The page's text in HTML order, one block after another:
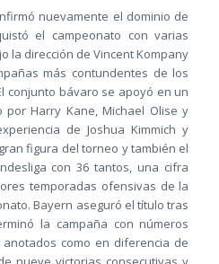
nuevamente el dominio de
el campeonato con varias
la dirección de Vincent Kompany
más contundentes de los
conjunto bávaro se apoyó en un
Harry Kane, Michael Olise y
de Joshua Kimmich y
figura del torneo y también el
con 36 tantos, una cifra
temporadas ofensivas de la
Bayern aseguró el título tras
la campaña con números
como en diferencia de